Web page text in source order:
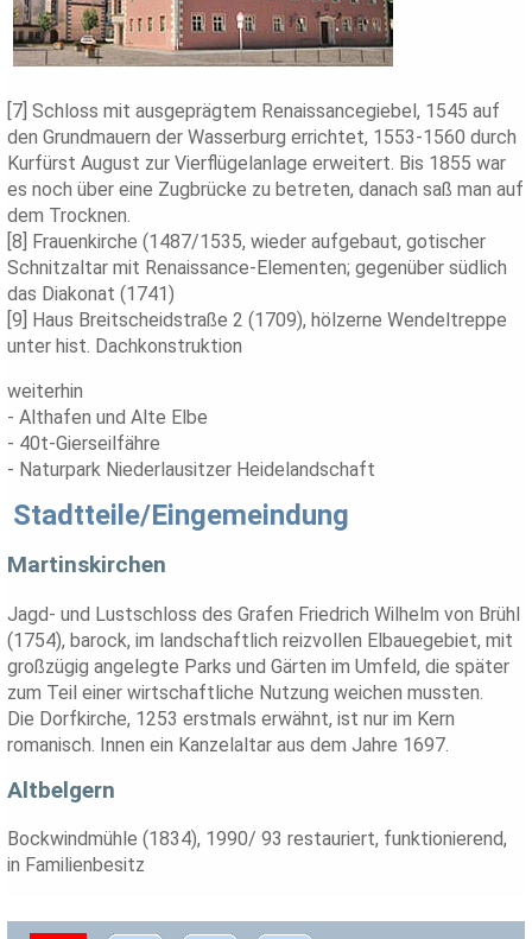
[7] Schloss mit ausgeprägtem Renaissancegiebel, 1545 auf
den Grundmauern der Wasserburg errichtet, 1553-1560 durch
Kurfürst August zur Vierflügelanlage erweitert. Bis 1855 war
es noch über eine Zugbrücke zu betreten, danach saß man auf
dem Trocknen.
[8] Frauenkirche (1487/1535, wieder aufgebaut, gotischer
Schnitzaltar mit Renaissance-Elementen; gegenüber südlich
das Diakonat (1741)
[9] Haus Breitscheidstraße 2 (1709), hölzerne Wendeltreppe
unter hist. Dachkonstruktion
weiterhin
- Althafen und Alte Elbe
- 40t-Gierseilfähre
- Naturpark Niederlausitzer Heidelandschaft
Stadtteile/Eingemeindung
Martinskirchen
Jagd- und Lustschloss des Grafen Friedrich Wilhelm von Brühl
(1754), barock, im landschaftlich reizvollen Elbauegebiet, mit
großzügig angelegte Parks und Gärten im Umfeld, die später
zum Teil einer wirtschaftliche Nutzung weichen mussten.
Die Dorfkirche, 1253 erstmals erwähnt, ist nur im Kern
romanisch. Innen ein Kanzelaltar aus dem Jahre 1697.
Altbelgern
Bockwindmühle (1834), 1990/ 93 restauriert, funktionierend,
in Familienbesitz